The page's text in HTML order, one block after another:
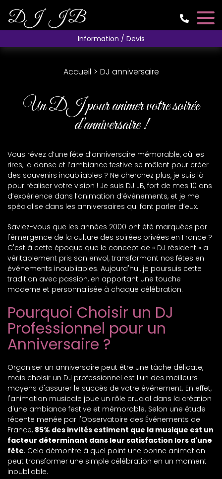
Information / Devis
Accueil DJ anniversaire
Un DJ pour animer votre soirée
d'anniversaire !
Vous rêvez d’une fête d’anniversaire mémorable, où les
rires, la danse et l’ambiance festive se mêlent pour créer
des souvenirs inoubliables ? Ne cherchez plus, je suis là
pour réaliser votre vision ! Je suis DJ JB, fort de mes 10 ans
d’expérience dans l’animation d’événements, et je me
spécialise dans les anniversaires qui font parler d’eux.
Saviez-vous que les années 2000 ont été marquées par
l'émergence de la culture des soirées privées en France ?
C'est à cette époque que le concept de « DJ résident » a
véritablement pris son envol, transformant nos fêtes en
événements inoubliables. Aujourd'hui, je poursuis cette
tradition avec passion, en apportant une touche
moderne et personnalisée à chaque célébration.
Pourquoi Choisir un DJ
Professionnel pour un
Anniversaire ?
Organiser un anniversaire peut être une tâche délicate,
mais choisir un DJ professionnel est l'un des meilleurs
moyens d'assurer le succès de votre événement. En effet,
l'animation musicale joue un rôle crucial dans la création
d'une ambiance festive et mémorable. Selon une étude
récente menée par l'Observatoire des Événements de
France, 85% des invités estiment que la musique est un
facteur déterminant dans leur satisfaction lors d'une
fête. Cela démontre à quel point une bonne animation
peut transformer une simple célébration en un moment
inoubliable.